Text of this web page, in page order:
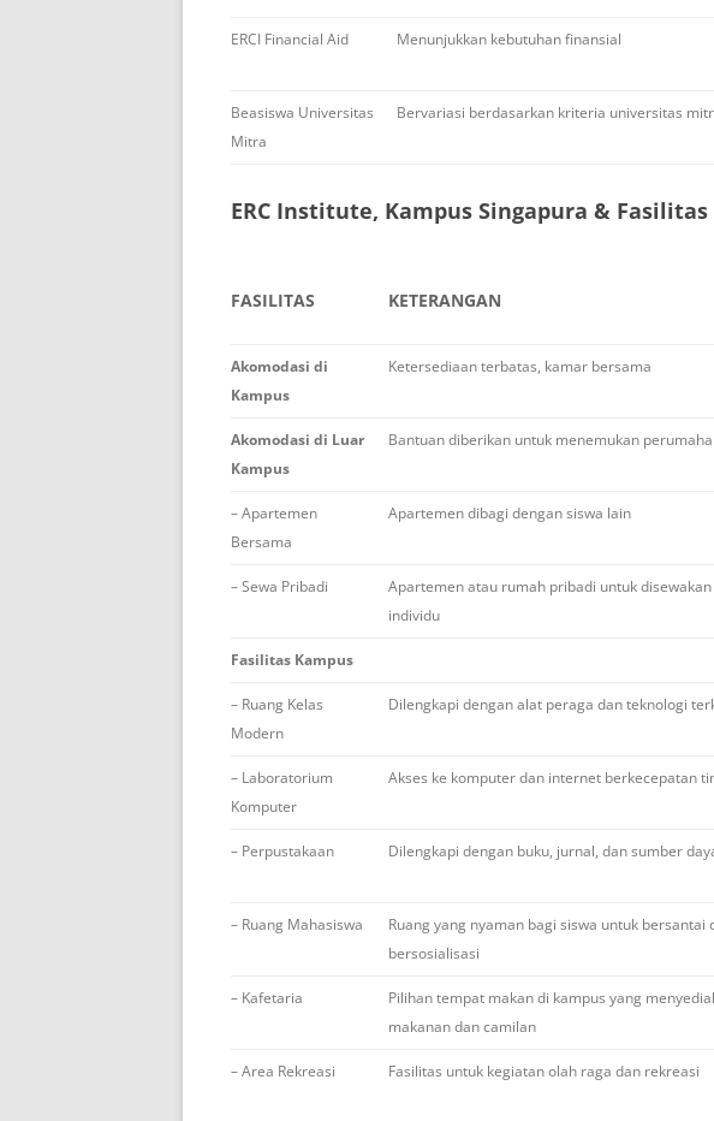
ERCI Financial Aid Menunjukkan kebutuhan finansial
Beasiswa Universitas
Mitra
Bervariasi berdasarkan kriteria universitas
ERC Institute, Kampus Singapura &
FASILITAS KETERANGAN
Akomodasi di
Kampus
Ketersediaan terbatas, kamar bersama
Akomodasi di Luar
Kampus
Bantuan diberikan untuk menemukan
– Apartemen
Bersama
Apartemen dibagi dengan siswa lain
– Sewa Pribadi
Apartemen atau rumah pribadi untuk
individu
Fasilitas Kampus
– Ruang Kelas
Modern
Dilengkapi dengan alat peraga dan teknologi
– Laboratorium
Komputer
Akses ke komputer dan internet berkecepatan
– Perpustakaan Dilengkapi dengan buku, jurnal, dan sumber
– Ruang Mahasiswa
Ruang yang nyaman bagi siswa untuk bersantai
bersosialisasi
– Kafetaria
Pilihan tempat makan di kampus yang
makanan dan camilan
– Area Rekreasi Fasilitas untuk kegiatan olah raga dan rekreasi